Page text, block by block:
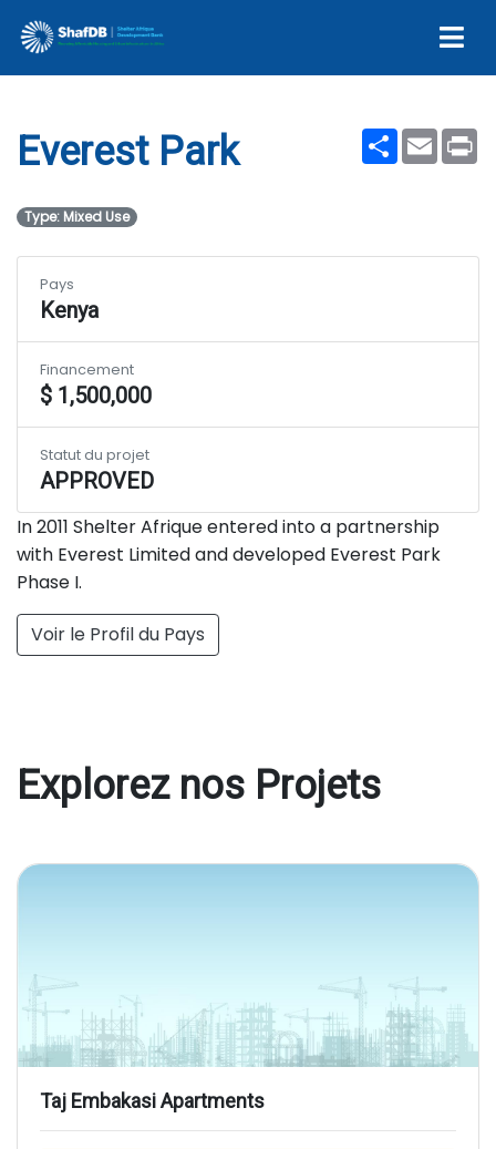
Everest Park
ShareEmail
Everest Park
Type: Mixed Use
In 2011 Shelter Afrique entered into a partnership
with Everest Limited and developed Everest Park
Phase I.
Voir le Profil du Pays
Pays
Kenya
Financement
$ 1,500,000
Statut du projet
APPROVED
Explorez nos Projets
Taj Embakasi Apartments